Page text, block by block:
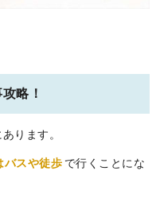
略！
ります。
バスや徒歩 で行くことにな